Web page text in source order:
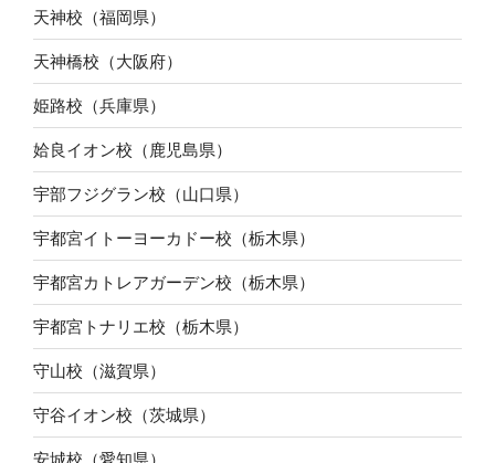
天神校（福岡県）
天神橋校（大阪府）
姫路校（兵庫県）
姶良イオン校（鹿児島県）
宇部フジグラン校（山口県）
宇都宮イトーヨーカドー校（栃木県）
宇都宮カトレアガーデン校（栃木県）
宇都宮トナリエ校（栃木県）
守山校（滋賀県）
守谷イオン校（茨城県）
安城校（愛知県）